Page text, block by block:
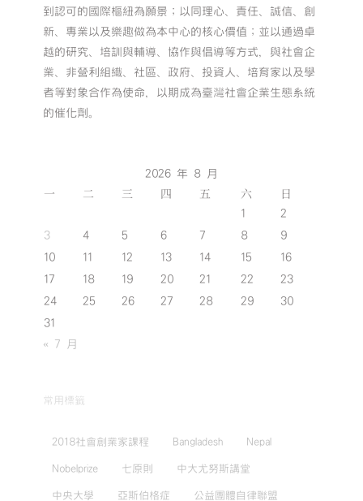
到認可的國際樞紐為願景；以同理心、責任、誠信、創
新、專業以及樂趣做為本中心的核心價值；並以通過卓
越的研究、培訓與輔導、協作與倡導等方式，與社會企
業、非營利組織、社區、政府、投資人、培育家以及學
者等對象合作為使命，以期成為臺灣社會企業生態系統
的催化劑。
2026 年 8 月
一 二 三 四 五 六 日
1
2
3
4 5 6 7 8
9
10
11 12 13 14 15
16
17
18 19 20 21 22
23
24
25 26 27 28 29
30
31
« 7 月
常用標籤
2018社會創業家課程 Bangladesh Nepal
Nobelprize 七原則 中大尤努斯講堂
中央大學 亞斯伯格症 公益團體自律聯盟